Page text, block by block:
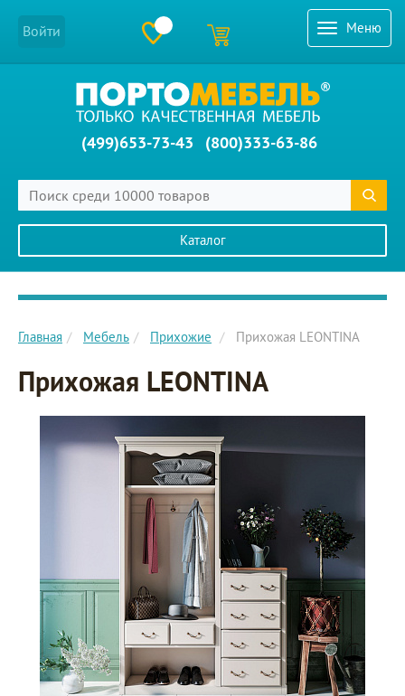
Меню
Войти
(499)653-73-43 (800)333-63-86
Каталог
Главное меню сайта
Главная Мебель Прихожие Прихожая LEONTINA
Прихожая LEONTINA